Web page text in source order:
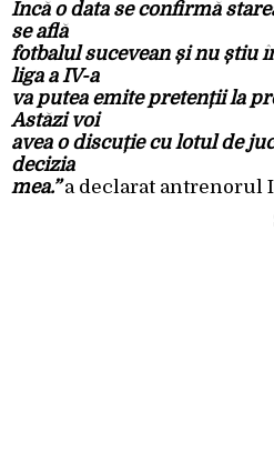
Încă o data se confirmă
se află
fotbalul sucevean și nu știu
liga a IV-a
va putea emite pretenții la
Astăzi voi
avea o discuție cu lotul de
decizia
mea.”a declarat antrenorul